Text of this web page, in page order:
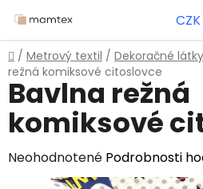
na
obsah
CZK
Domov
/ Metrový textil / Dekoračné látky
režná komiksové citoslovce
Bavlna režná
komiksové
Priemerné
hodnotenie
Neohodnotené Podrobnosti